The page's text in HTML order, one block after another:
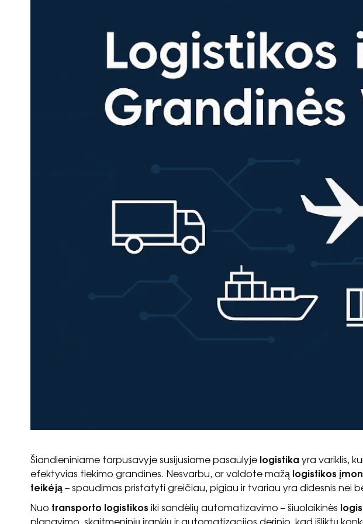
Šiandieniniame tarpusavyje susijusiame pasaulyje logistika yra variklis,
efektyvias tiekimo grandines. Nesvarbu, ar valdote mažą
logistikos
teikėją – spaudimas pristatyti greičiau, pigiau ir tvariau yra didesnis nei
Nuo transporto logistikos iki sandėlių automatizavimo – šiuolaikinės
planavimo, skaitmeninių įrankių ir automatizacijos derinio, kad išliktų